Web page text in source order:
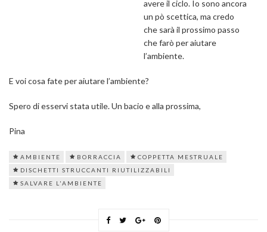
avere il ciclo. Io sono ancora
un pò scettica, ma credo
che sarà il prossimo passo
che farò per aiutare
l’ambiente.
E voi cosa fate per aiutare l’ambiente?
Spero di esservi stata utile. Un bacio e alla prossima,
Pina
AMBIENTE BORRACCIA
COPPETTA MESTRUALE
DISCHETTI STRUCCANTI RIUTILIZZABILI
SALVARE L'AMBIENTE